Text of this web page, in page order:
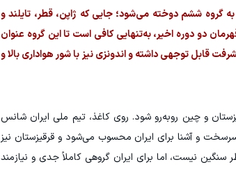
کنیم، نگاه‌ها بیش از همه به گروه ششم دوخته می‌شود؛ جایی که ژاپن، قطر، تایلند و
دو دوره اخیر، به‌تنهایی کافی است تا این گروه عنوان
قابل توجهی داشته و اندونزی نیز با شور هواداری بالا و
و چین روبه‌رو شود. روی کاغذ، تیم ملی ایران شانس
و آشنا برای ایران محسوب می‌شود و قرقیزستان نیز
سنگین نیست، اما برای ایران گروهی کاملاً جدی و نیازمند